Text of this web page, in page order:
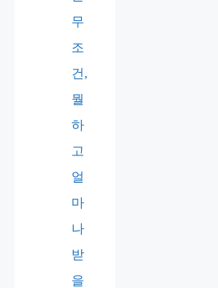
무
조
건,
뭘
하
고
얼
마
나
받
을